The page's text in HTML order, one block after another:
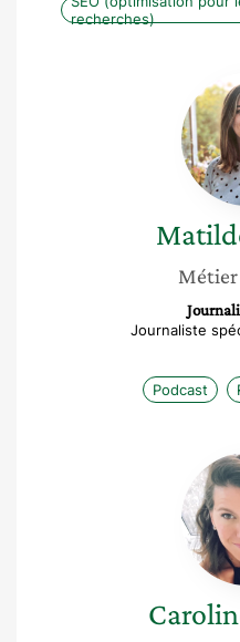
recherches)
Métier
Journaliste
Podcast